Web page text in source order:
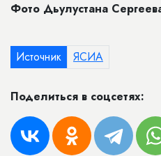
Фото Дьулустана
Источник ЯСИА
Поделиться в соцсетях: